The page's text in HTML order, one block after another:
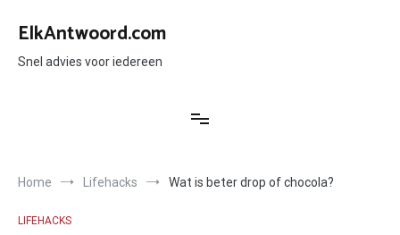
naar
inhoud
ElkAntwoord.com
Snel advies voor iedereen
Home Lifehacks Wat is beter drop of chocola?
LIFEHACKS